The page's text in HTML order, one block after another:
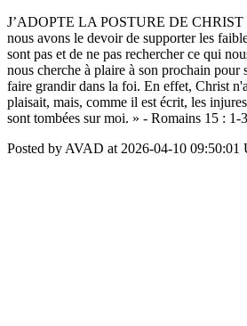
J’ADOPTE LA POSTURE DE CHRIST
nous avons le devoir de supporter les
sont pas et de ne pas rechercher ce qui
nous cherche à plaire à son prochain pour
faire grandir dans la foi. En effet, Christ
plaisait, mais, comme il est écrit, les
sont tombées sur moi. » - Romains 15 : 1-3
Posted by AVAD at 2026-04-10 09:50:01